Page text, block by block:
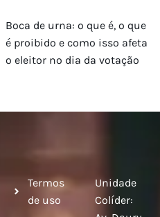
Boca de urna: o que é, o que
é proibido e como isso afeta
o eleitor no dia da votação
Termos
de uso
Unidade
Colíder: